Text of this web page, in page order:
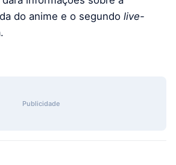
do anime e o segundo live-
Publicidade